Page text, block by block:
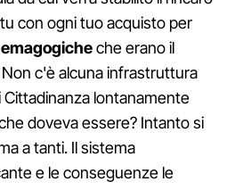
con ogni tuo acquisto per
che erano il
c'è alcuna infrastruttura
Cittadinanza lontanamente
doveva essere? Intanto si
a tanti. Il sistema
e le conseguenze le